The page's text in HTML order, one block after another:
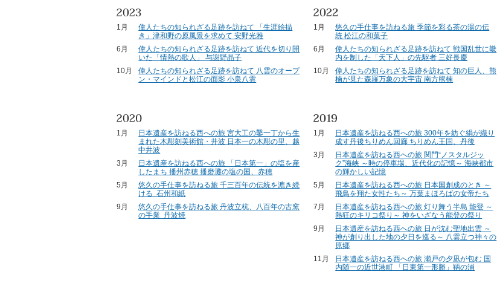
1月
偉人たちの知られざる足跡を訪ねて 「生涯絵描
き」津和野の原風景を求めて 安野光雅
6月
偉人たちの知られざる足跡を訪ねて 近代を切り開
いた「情熱の歌人」 与謝野晶子
10月
偉人たちの知られざる足跡を訪ねて 八雲のオープ
ン・マインドと松江の面影 小泉八雲
1月
悠久の手仕事を訪ねる旅 季節を彩る茶の湯の伝
統 松江の和菓子
6月
偉人たちの知られざる足跡を訪ねて 戦国乱世に畿
内を制した「天下人」の先駆者 三好長慶
10月
偉人たちの知られざる足跡を訪ねて 知の巨人、熊
楠が見た森羅万象の大宇宙 南方熊楠
1月
日本遺産を訪ねる西への旅 宮大工の鑿一丁から生
まれた木彫刻美術館・井波 日本一の木彫の里、越
中井波
3月
日本遺産を訪ねる西への旅 「日本第一」の塩を産
したまち 播州赤穂 播磨灘の塩の国、赤穂
5月
悠久の手仕事を訪ねる旅 千三百年の伝統を漉き続
ける 石州和紙
9月
悠久の手仕事を訪ねる旅 丹波立杭、八百年の古窯
の手業 丹波焼
1月
日本遺産を訪ねる西への旅 300年を紡ぐ絹が織り
成す丹後ちりめん回廊 ちりめん王国、丹後
3月
日本遺産を訪ねる西への旅 関門“ノスタルジッ
ク”海峡 ～時の停車場、近代化の記憶～ 海峡都市
の輝かしい記憶
5月
日本遺産を訪ねる西への旅 日本国創成のとき ～
飛鳥を翔た女性たち～ 万葉まほろばの女帝たち
7月
日本遺産を訪ねる西への旅 灯り舞う半島 能登 ～
熱狂のキリコ祭り～ 神をいざなう能登の祭り
9月
日本遺産を訪ねる西への旅 日が沈む聖地出雲 ～
神が創り出した地の夕日を巡る～ 八雲立つ神々の
原郷
11月
日本遺産を訪ねる西への旅 瀬戸の夕凪が包む 国
内随一の近世港町 「日東第一形勝」鞆の浦